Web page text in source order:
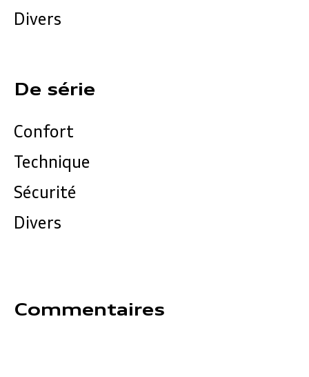
Divers
De série
Confort
Technique
Sécurité
Divers
Commentaires